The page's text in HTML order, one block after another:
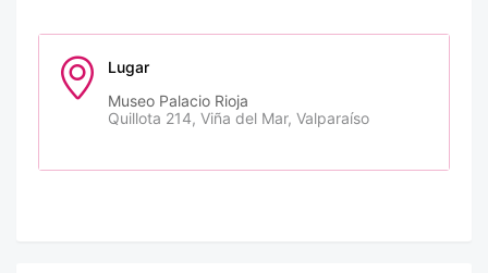
Lugar
Museo Palacio Rioja
Quillota 214, Viña del Mar, Valparaíso